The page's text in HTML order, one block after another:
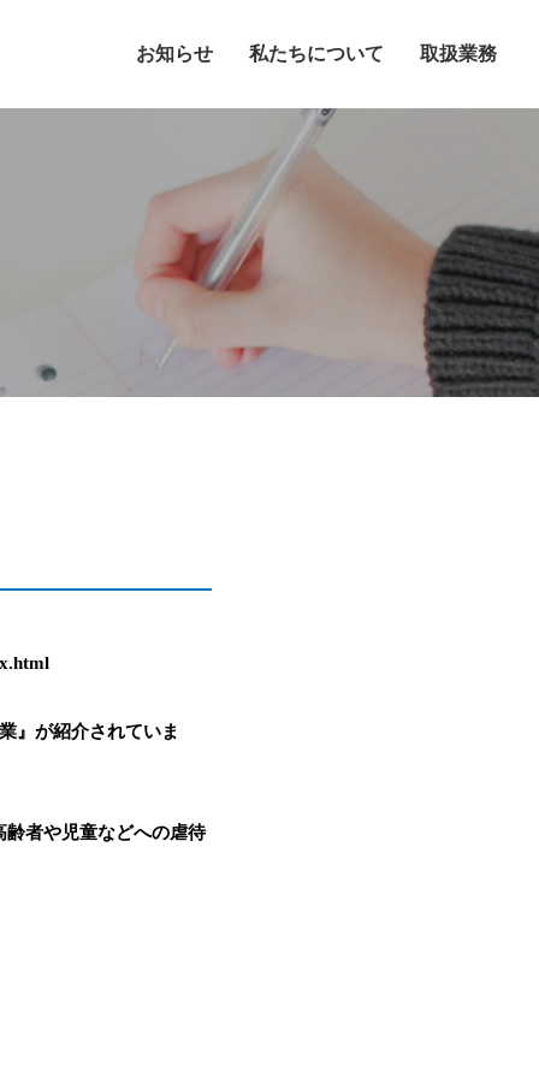
お知らせ 私たちについて 取扱業務
』が紹介されていま
者や児童などへの虐待